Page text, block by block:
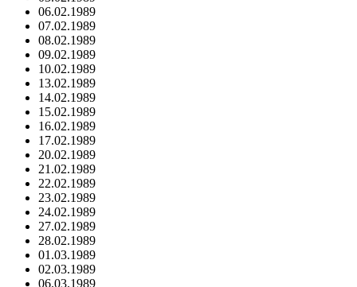
06.02.1989
07.02.1989
08.02.1989
09.02.1989
10.02.1989
13.02.1989
14.02.1989
15.02.1989
16.02.1989
17.02.1989
20.02.1989
21.02.1989
22.02.1989
23.02.1989
24.02.1989
27.02.1989
28.02.1989
01.03.1989
02.03.1989
06.03.1989